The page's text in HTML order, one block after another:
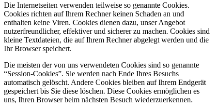
Die Internetseiten verwenden teilweise so genannte Cookies.
Cookies richten auf Ihrem Rechner keinen Schaden an und
enthalten keine Viren. Cookies dienen dazu, unser Angebot
nutzerfreundlicher, effektiver und sicherer zu machen. Cookies sind
kleine Textdateien, die auf Ihrem Rechner abgelegt werden und die
Ihr Browser speichert.
Die meisten der von uns verwendeten Cookies sind so genannte
“Session-Cookies”. Sie werden nach Ende Ihres Besuchs
automatisch gelöscht. Andere Cookies bleiben auf Ihrem Endgerät
gespeichert bis Sie diese löschen. Diese Cookies ermöglichen es
uns, Ihren Browser beim nächsten Besuch wiederzuerkennen.